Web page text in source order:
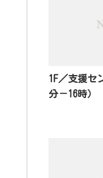
1F／支援セ
分－16時）